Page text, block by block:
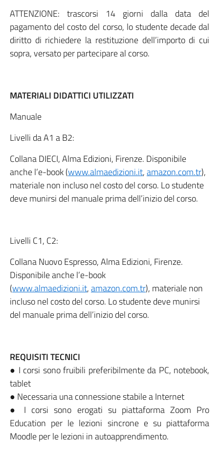
ATTENZIONE: trascorsi 14 giorni dalla data del
pagamento del costo del corso, lo studente decade dal
diritto di richiedere la restituzione dell’importo di cui
sopra, versato per partecipare al corso.
MATERIALI DIDATTICI UTILIZZATI
Manuale
Livelli da A1 a B2:
Collana DIECI, Alma Edizioni, Firenze. Disponibile
anche l’e-book (www.almaedizioni.it,amazon.com.tr),
materiale non incluso nel costo del corso. Lo studente
deve munirsi del manuale prima dell’inizio del corso.
Livelli C1, C2:
Collana Nuovo Espresso, Alma Edizioni, Firenze.
Disponibile anche l’e-book
(www.almaedizioni.it,amazon.com.tr), materiale non
incluso nel costo del corso. Lo studente deve munirsi
del manuale prima dell’inizio del corso.
REQUISITI TECNICI
● I corsi sono fruibili preferibilmente da PC, notebook,
tablet
● Necessaria una connessione stabile a Internet
● I corsi sono erogati su piattaforma Zoom Pro
Education per le lezioni sincrone e su piattaforma
Moodle per le lezioni in autoapprendimento.